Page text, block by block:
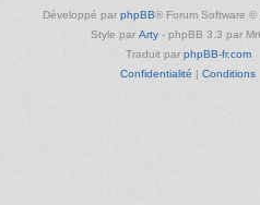
Développé par phpBB® Forum Software ©
Style par Arty - phpBB 3.3 par
Traduit par phpBB-fr.com
Confidentialité | Conditions